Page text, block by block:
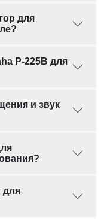
для
P-225B для
и звук
для